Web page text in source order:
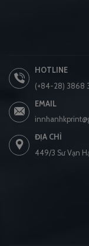
HOTLINE
(+84-28) 3868
EMAIL
ĐỊA CHỈ
449/3 Sư Vạn